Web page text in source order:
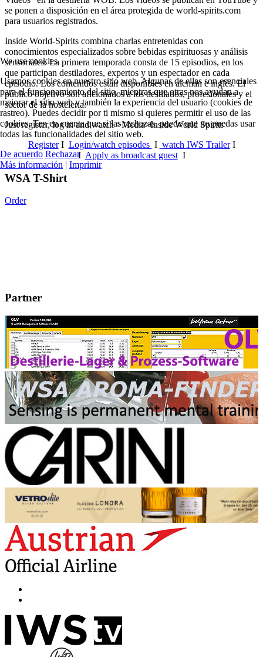
se ponen a disposición en el área protegida de world-spirits.com
para usuarios registrados.
Inside World-Spirits combina charlas entretenidas con
conocimientos especializados sobre bebidas espirituosas y análisis
sensoriales.La primera temporada consta de 15 episodios, en los
que participan destiladores, expertos y un espectador en cada
episodio. Los contenidos están disponibles en alemán e inglés. El
público objetivo son aficionados a los destilados, profesionales y el
sector de la hostelería.
Just register, log in and watch >Media>Inside World Spirits
RegisterI Login/watch episodes I watch IWS TrailerI
I Apply as broadcast guestI
WSA T-Shirt
Order
Partner
We use cookies
Usamos cookies en nuestro sitio web. Algunas de ellas son esenciales
para el funcionamiento del sitio, mientras que otras nos ayudan a
mejorar el sitio web y también la experiencia del usuario (cookies de
rastreo). Puedes decidir por ti mismo si quieres permitir el uso de las
cookies. Ten en cuenta que si las rechazas, puede que no puedas usar
todas las funcionalidades del sitio web.
De acuerdo Rechazar
Más información | Imprimir